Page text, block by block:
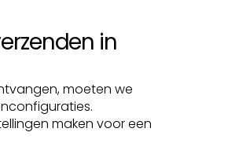
in
moeten we
maken voor een